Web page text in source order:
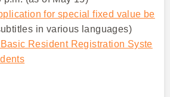
for special fixed value be
in various languages)
Resident Registration Syste